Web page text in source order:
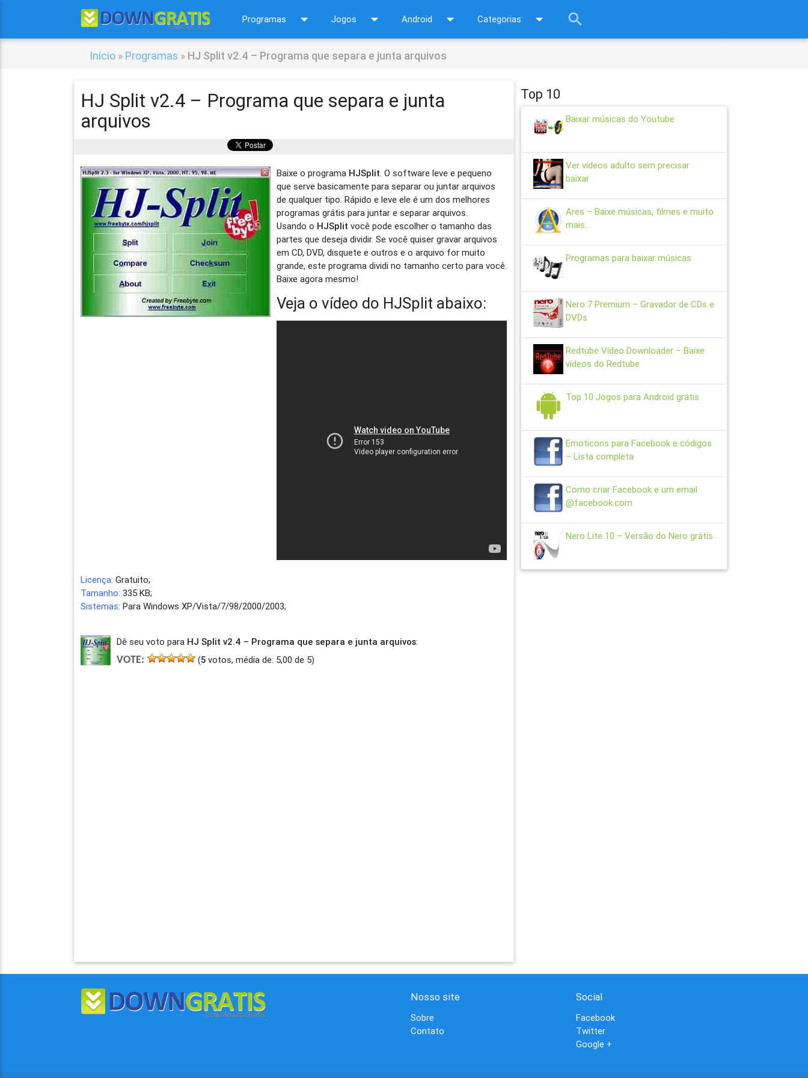
Programas arrow_drop_down Jogos arrow_drop_down Android arrow_drop_down Categorias arrow_drop_down search
Início » Programas » HJ Split v2.4 – Programa que separa e junta arquivos
HJ Split v2.4 – Programa que separa e junta
arquivos
Baixe o programa HJSplit . O software leve e pequeno
que serve basicamente para separar ou juntar arquivos
de qualquer tipo. Rápido e leve ele é um dos melhores
programas grátis para juntar e separar arquivos.
Usando o HJSplit você pode escolher o tamanho das
partes que deseja dividir. Se você quiser gravar arquivos
em CD, DVD, disquete e outros e o arquivo for muito
grande, este programa dividi no tamanho certo para você.
Baixe agora mesmo!
Veja o vídeo do HJSplit abaixo:
Licença: Gratuito;
Tamanho:335 KB;
Sistemas:Para Windows XP/Vista/7/98/2000/2003;
Dê seu voto para HJ Split v2.4 – Programa que separa e junta arquivos:
VOTE:
(5 votos, média de: 5,00 de 5)
Top 10
Baixar músicas do Youtube
Ver vídeos adulto sem precisar
baixar
Ares – Baixe músicas, filmes e muito
mais..
Programas para baixar músicas
Nero 7 Premium – Gravador de CDs e
DVDs
Redtube Vídeo Downloader – Baixe
vídeos do Redtube
Top 10 Jogos para Android grátis
Emoticons para Facebook e códigos
– Lista completa
Como criar Facebook e um email
@facebook.com
Nero Lite 10 – Versão do Nero grátis
Nosso site
Sobre
Contato
Social
Facebook
Twitter
Google +